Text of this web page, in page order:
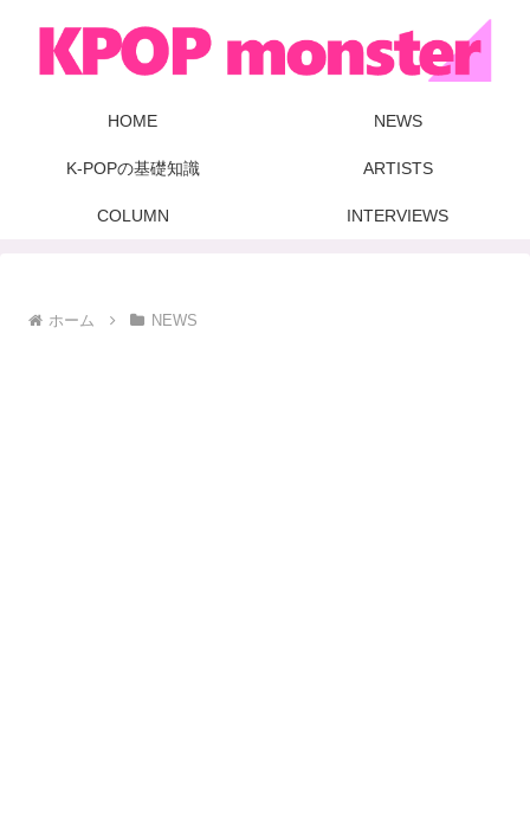
HOME NEWS
K-POPの基礎知識 ARTISTS
COLUMN INTERVIEWS
ホーム NEWS